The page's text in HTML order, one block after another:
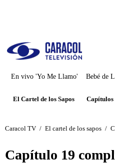
En vivo 'Yo Me Llamo' Bebé de
El Cartel de los Sapos Capítulos
Caracol TV / El cartel de los sapos /
Capítulo 19